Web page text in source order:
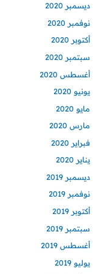
ديسمبر 2020
نوفمبر 2020
أكتوبر 2020
سبتمبر 2020
أغسطس 2020
يونيو 2020
مايو 2020
مارس 2020
فبراير 2020
يناير 2020
ديسمبر 2019
نوفمبر 2019
أكتوبر 2019
سبتمبر 2019
أغسطس 2019
يوليو 2019